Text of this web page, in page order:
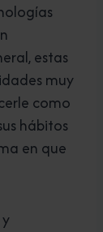
estas
muy
como
hábitos
en que